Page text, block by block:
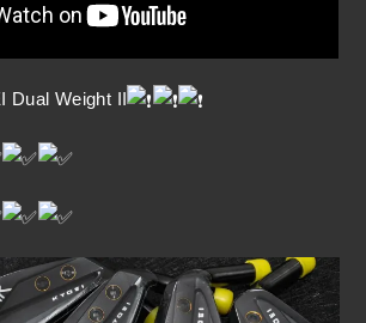
Dual Weight II